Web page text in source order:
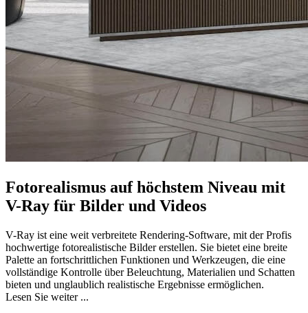
Fotorealismus auf höchstem Niveau mit
V-Ray für Bilder und Videos
V-Ray ist eine weit verbreitete Rendering-Software, mit der Profis
hochwertige fotorealistische Bilder erstellen. Sie bietet eine breite
Palette an fortschrittlichen Funktionen und Werkzeugen, die eine
vollständige Kontrolle über Beleuchtung, Materialien und Schatten
bieten und unglaublich realistische Ergebnisse ermöglichen.
Lesen Sie weiter ...